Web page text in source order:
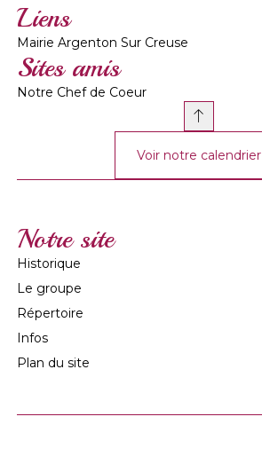
Liens
Mairie Argenton Sur Creuse
Sites amis
Notre Chef de Coeur
Voir notre calendrier
Notre site
Historique
Le groupe
Répertoire
Infos
Plan du site